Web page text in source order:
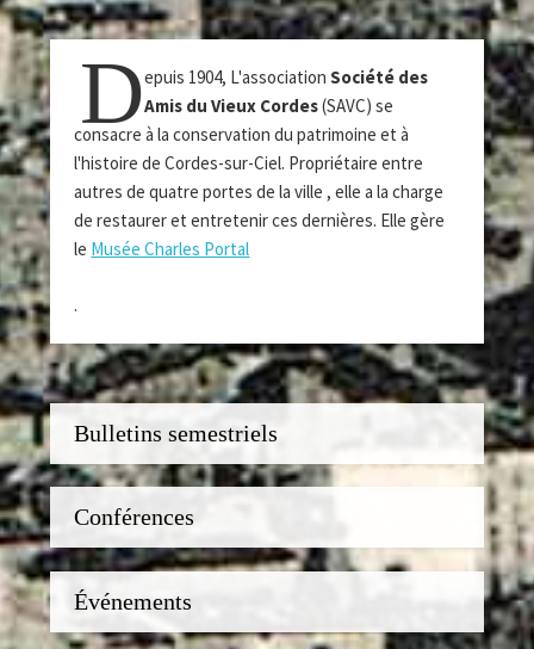
Depuis 1904, L'associationSociété des
Amis du Vieux Cordes(SAVC) se
consacre à la conservation du patrimoine et à
l'histoire de Cordes-sur-Ciel. Propriétaire entre
autres de quatre portes de la ville , elle a la charge
de restaurer et entretenir ces dernières. Elle gère
le Musée Charles Portal
.
Bulletins semestriels
Conférences
Événements